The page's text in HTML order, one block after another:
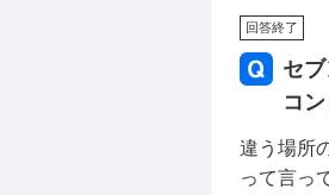
回答終了
セ
コ
違う場所
って言っ